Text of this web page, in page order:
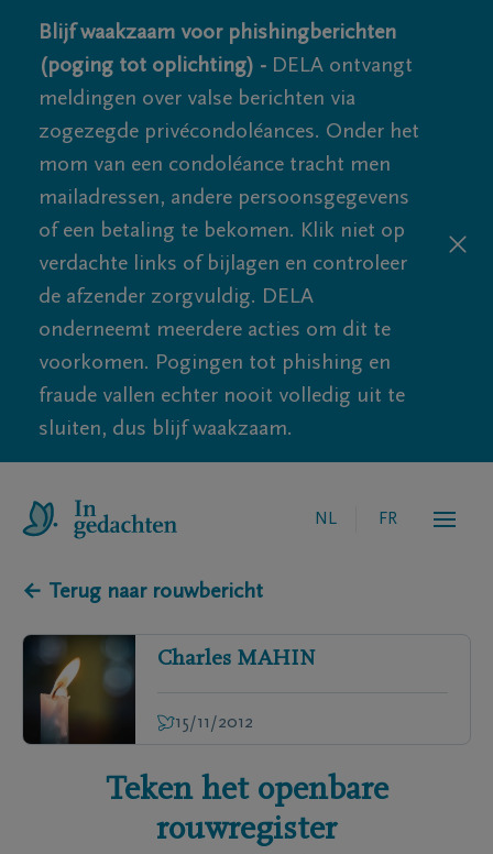
Blijf waakzaam voor phishingberichten
(poging tot oplichting) - DELA ontvangt
meldingen over valse berichten via
zogezegde privécondoléances. Onder het
mom van een condoléance tracht men
mailadressen, andere persoonsgegevens
of een betaling te bekomen. Klik niet op
verdachte links of bijlagen en controleer
de afzender zorgvuldig. DELA
onderneemt meerdere acties om dit te
voorkomen. Pogingen tot phishing en
fraude vallen echter nooit volledig uit te
sluiten, dus blijf waakzaam.
NL FR
← Terug naar rouwbericht
Charles MAHIN
15/11/2012
Teken het openbare
rouwregister